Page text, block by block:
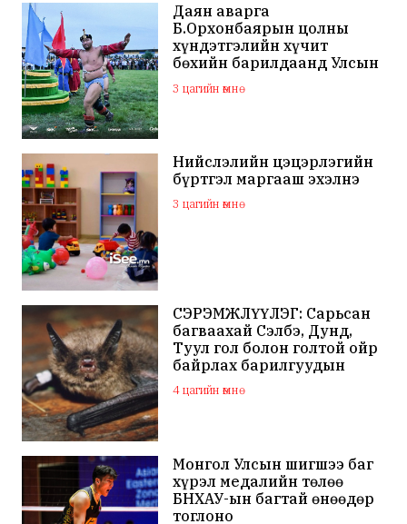
Даян аварга
Б.Орхонбаярын цолны
хүндэтгэлийн хүчит
бөхийн барилдаанд Улсын
арслан Ц.Бямба-Отгон
түрүүллээ
3 цагийн өмнө
Нийслэлийн цэцэрлэгийн
бүртгэл маргааш эхэлнэ
3 цагийн өмнө
СЭРЭМЖЛҮҮЛЭГ: Сарьсан
багваахай Сэлбэ, Дунд,
Туул гол болон голтой ойр
байрлах барилгуудын
дээвэр зэрэг газарт ихээр
үүрлэж байна
4 цагийн өмнө
Монгол Улсын шигшээ баг
хүрэл медалийн төлөө
БНХАУ-ын багтай өнөөдөр
тоглоно